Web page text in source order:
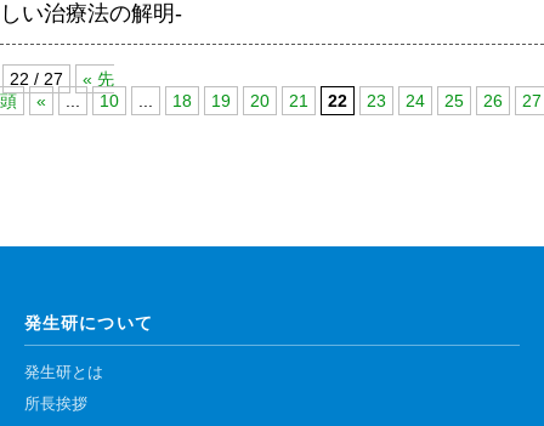
組織標本作製・HE染色
質量分析
共通実験室・培養室利用
研究試料供給
In situ hybridization
キャピラリーシーケンス
しい治療法の解明-
22 / 27
« 先
頭
« 10 18 19 20 21 22 23 24 25 26 27
発生研について
発生研とは
所長挨拶